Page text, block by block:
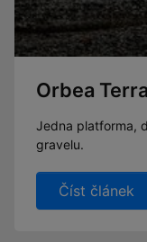
Orbea
Jedna platforma,
gravelu.
Číst článek